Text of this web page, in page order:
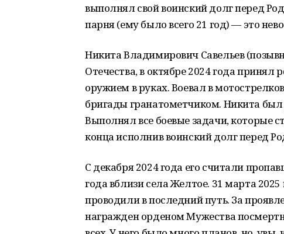
выполнял свой воинский долг перед
парня (ему было всего 21 год) — это
Никита Владимирович Савельев
Отечества, в октябре 2024 года
оружием в руках. Воевал в
бригады гранатометчиком. Никита
Выполнял все боевые задачи, которые
конца исполнив воинский долг перед
С декабря 2024 года его считали
года вблизи села Желтое. 31 марта
проводили в последний путь. За
награжден орденом Мужества